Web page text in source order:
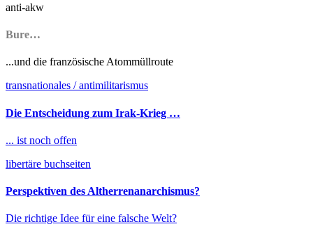
anti-akw
Bure…
...und die französische Atommüllroute
transnationales / antimilitarismus
Die Entscheidung zum Irak-Krieg …
... ist noch offen
libertäre buchseiten
Perspektiven des Altherrenanarchismus?
Die richtige Idee für eine falsche Welt?